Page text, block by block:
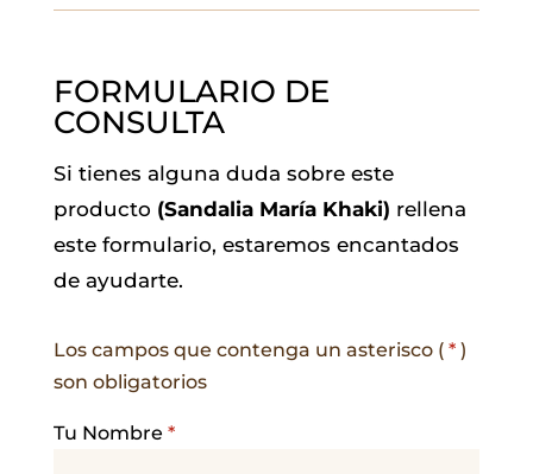
FORMULARIO DE
CONSULTA
Si tienes alguna duda sobre este
producto (Sandalia María Khaki) rellena
este formulario, estaremos encantados
de ayudarte.
Los campos que contenga un asterisco ( * )
son obligatorios
Tu Nombre *